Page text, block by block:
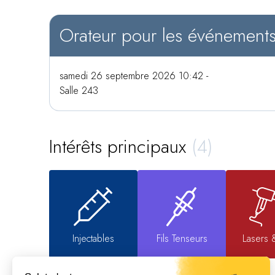
Orateur pour les
samedi 26 septembre 2026 10:42 -
Salle 243
Intérêts principaux (4)
Injectables Fils Tenseurs Lasers